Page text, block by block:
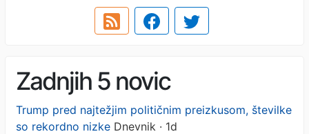
Zadnjih 5 novic
Trump pred najtežjim političnim preizkusom, številke
so rekordno nizke Dnevnik · 1d